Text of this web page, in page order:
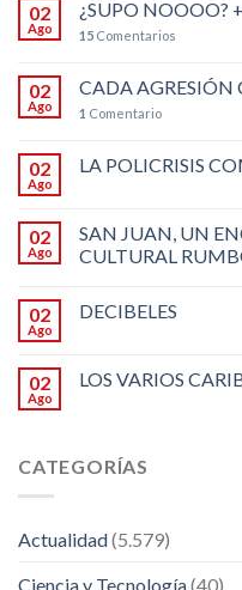
02
Ago
¿SUPO NOOOO?
15 Comentarios
02
Ago
CADA AGRESIÓN
1 Comentario
02
Ago
LA POLICRISIS
02
Ago
SAN JUAN, UN
CULTURAL
02
Ago
DECIBELES
02
Ago
LOS VARIOS
CATEGORÍAS
Actualidad(5.579)
Ciencia y Tecnología(40)